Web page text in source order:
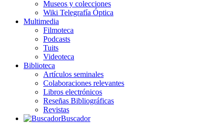
Museos y colecciones
Wiki Telegrafía Óptica
Multimedia
Filmoteca
Podcasts
Tuits
Videoteca
Biblioteca
Artículos seminales
Colaboraciones relevantes
Libros electrónicos
Reseñas Bibliográficas
Revistas
Buscador